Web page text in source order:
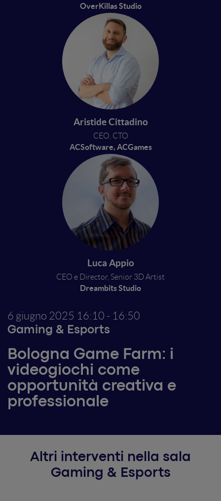
OverKillas Studio
Aristide Cittadino
CEO, CTO
ACSoftware, ACGames
Luca Appio
CEO e Director, Senior 3D Artist
Dreambits Studio
6 giugno 2025 16:10 - 16:50
Gaming & Esports
Bologna Game Farm: i
videogiochi come
opportunità creativa e
professionale
Altri interventi nella sala
Gaming & Esports